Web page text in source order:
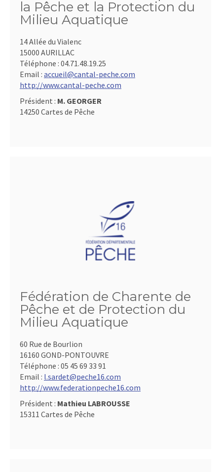
la Pêche et la Protection du
Milieu Aquatique
14 Allée du Vialenc
15000 AURILLAC
Téléphone : 04.71.48.19.25
Email : accueil@cantal-peche.com
http://www.cantal-peche.com
Président : M. GEORGER
14250 Cartes de Pêche
Fédération de Charente de
Pêche et de Protection du
Milieu Aquatique
60 Rue de Bourlion
16160 GOND-PONTOUVRE
Téléphone : 05 45 69 33 91
Email : l.sardet@peche16.com
http://www.federationpeche16.com
Président : Mathieu LABROUSSE
15311 Cartes de Pêche